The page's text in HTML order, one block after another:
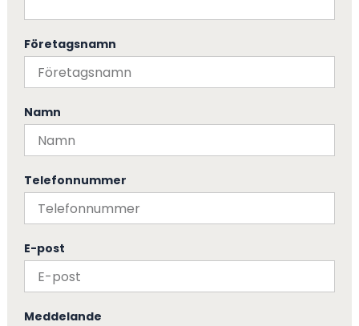
Företagsnamn
Namn
Telefonnummer
E-post
Meddelande